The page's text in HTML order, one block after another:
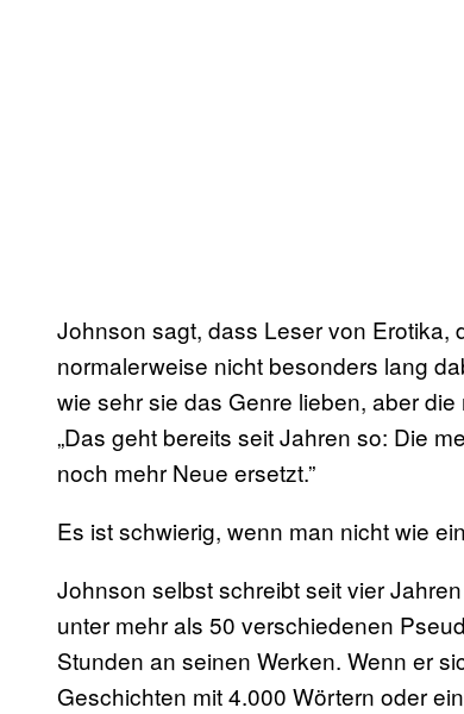
Johnson sagt, dass Leser von
normalerweise nicht besonders lang
wie sehr sie das Genre lieben, aber
„Das geht bereits seit Jahren so: Die
noch mehr Neue ersetzt.”
Es ist schwierig, wenn man nicht wie
Johnson selbst schreibt seit vier
unter mehr als 50 verschiedenen
Stunden an seinen Werken. Wenn er
Geschichten mit 4.000 Wörtern oder